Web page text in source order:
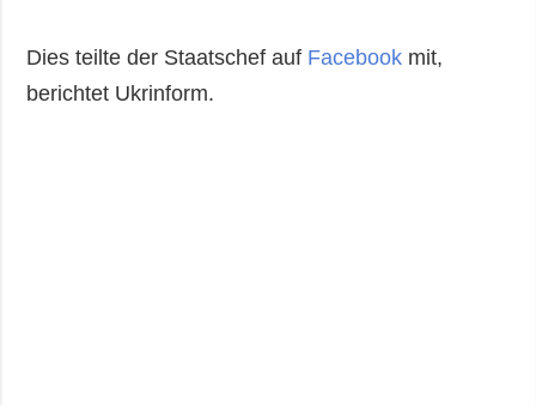
Dies teilte der Staatschef auf Facebook mit,
berichtet Ukrinform.